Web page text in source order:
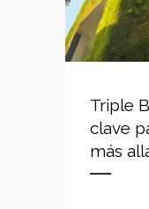
Triple
clave
más